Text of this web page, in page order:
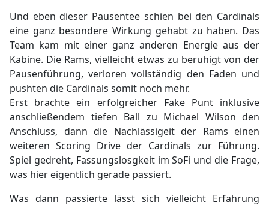
Und eben dieser Pausentee schien bei den Cardinals
eine ganz besondere Wirkung gehabt zu haben. Das
Team kam mit einer ganz anderen Energie aus der
Kabine. Die Rams, vielleicht etwas zu beruhigt von der
Pausenführung, verloren vollständig den Faden und
pushten die Cardinals somit noch mehr.
Erst brachte ein erfolgreicher Fake Punt inklusive
anschließendem tiefen Ball zu Michael Wilson den
Anschluss, dann die Nachlässigeit der Rams einen
weiteren Scoring Drive der Cardinals zur Führung.
Spiel gedreht, Fassungslosgkeit im SoFi und die Frage,
was hier eigentlich gerade passiert.
Was dann passierte lässt sich vielleicht Erfahrung